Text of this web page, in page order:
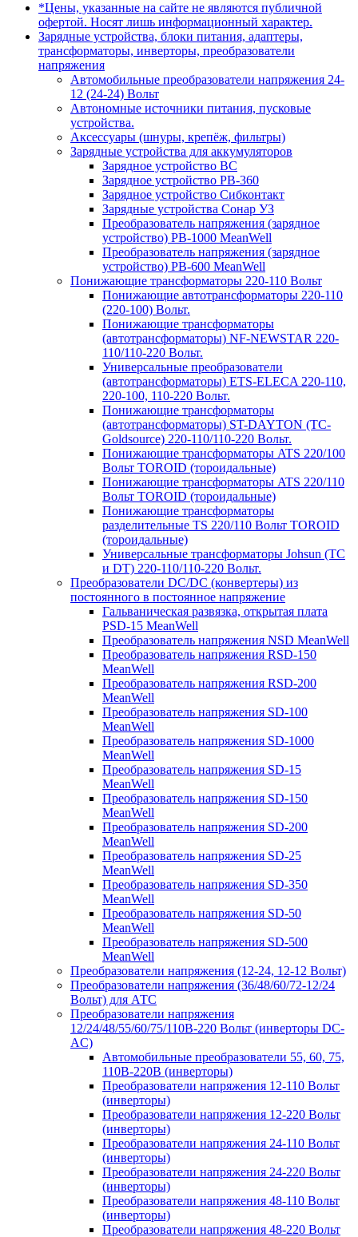
*Цены, указанные на сайте не являются публичной
офертой. Носят лишь информационный характер.
Зарядные устройства, блоки питания, адаптеры,
трансформаторы, инверторы, преобразователи
напряжения
Автомобильные преобразователи напряжения 24-
12 (24-24) Вольт
Автономные источники питания, пусковые
устройства.
Аксессуары (шнуры, крепёж, фильтры)
Зарядные устройства для аккумуляторов
Зарядное устройство BC
Зарядное устройство PB-360
Зарядное устройство Сибконтакт
Зарядные устройства Сонар УЗ
Преобразователь напряжения (зарядное
устройство) PB-1000 MeanWell
Преобразователь напряжения (зарядное
устройство) PB-600 MeanWell
Понижающие трансформаторы 220-110 Вольт
Понижающие автотрансформаторы 220-110
(220-100) Вольт.
Понижающие трансформаторы
(автотрансформаторы) NF-NEWSTAR 220-
110/110-220 Вольт.
Универсальные преобразователи
(автотрансформаторы) ETS-ELECA 220-110,
220-100, 110-220 Вольт.
Понижающие трансформаторы
(автотрансформаторы) ST-DAYTON (TC-
Goldsource) 220-110/110-220 Вольт.
Понижающие трансформаторы ATS 220/100
Вольт TOROID (тороидальные)
Понижающие трансформаторы ATS 220/110
Вольт TOROID (тороидальные)
Понижающие трансформаторы
разделительные TS 220/110 Вольт TOROID
(тороидальные)
Универсальные трансформаторы Johsun (TС
и DT) 220-110/110-220 Вольт.
Преобразователи DC/DC (конвертеры) из
постоянного в постоянное напряжение
Гальваническая развязка, открытая плата
PSD-15 MeanWell
Преобразователь напряжения NSD MeanWell
Преобразователь напряжения RSD-150
MeanWell
Преобразователь напряжения RSD-200
MeanWell
Преобразователь напряжения SD-100
MeanWell
Преобразователь напряжения SD-1000
MeanWell
Преобразователь напряжения SD-15
MeanWell
Преобразователь напряжения SD-150
MeanWell
Преобразователь напряжения SD-200
MeanWell
Преобразователь напряжения SD-25
MeanWell
Преобразователь напряжения SD-350
MeanWell
Преобразователь напряжения SD-50
MeanWell
Преобразователь напряжения SD-500
MeanWell
Преобразователи напряжения (12-24, 12-12 Вольт)
Преобразователи напряжения (36/48/60/72-12/24
Вольт) для АТС
Преобразователи напряжения
12/24/48/55/60/75/110В-220 Вольт (инверторы DC-
AC)
Автомобильные преобразователи 55, 60, 75,
110В-220В (инверторы)
Преобразователи напряжения 12-110 Вольт
(инверторы)
Преобразователи напряжения 12-220 Вольт
(инверторы)
Преобразователи напряжения 24-110 Вольт
(инверторы)
Преобразователи напряжения 24-220 Вольт
(инверторы)
Преобразователи напряжения 48-110 Вольт
(инверторы)
Преобразователи напряжения 48-220 Вольт